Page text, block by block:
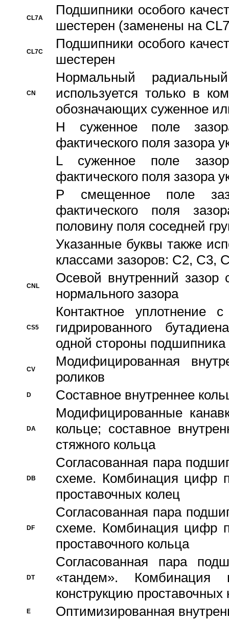
CL7A
Подшипники особого
шестерен (заменены на
CL7C
Подшипники особого
шестерен
CN
Hормальный
используется только в
обозначающих суженное
H суженное поле
фактического поля зазора
L суженное поле
фактического поля зазора
P смещенное поле
фактического поля
половину поля соседней
Указанные буквы также
классами зазоров: С2,
CNL
Осевой внутренний зазор
нормального зазора
CS5
Контактное уплотнение
гидрированного
одной стороны подшипника
CV
Модифицированная
роликов
D Составное внутреннее
DA
Модифицированные
кольце; составное
стяжного кольца
DB
Согласованная пара
схеме. Комбинация цифр
проставочных колец
DF
Согласованная пара
схеме. Комбинация цифр
проставочного кольца
DT
Согласованная пара
«тандем».
конструкцию проставочных
E
Оптимизированная